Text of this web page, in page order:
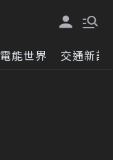
電能世界 交通新訊